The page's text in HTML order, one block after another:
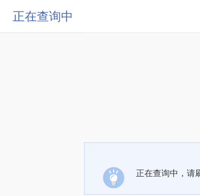
正在查询中
正在查询中，请